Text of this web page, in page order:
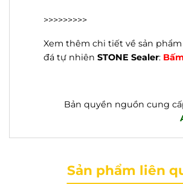
>>>>>>>>>
Xem thêm chi tiết về sản
đá tự nhiênSTONE Sealer:
Bản quyền nguồn cung
Sản phẩm liên